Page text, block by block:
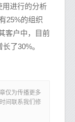
用进行的分析
25%的组织
客户中，目前
了30%。
仅为传播更多
间联系我们修